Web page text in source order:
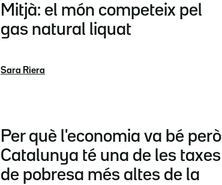
Mitjà: el món competeix pel
gas natural liquat
Sara Riera
Per què l'economia va bé però
Catalunya té una de les taxes
de pobresa més altes de la